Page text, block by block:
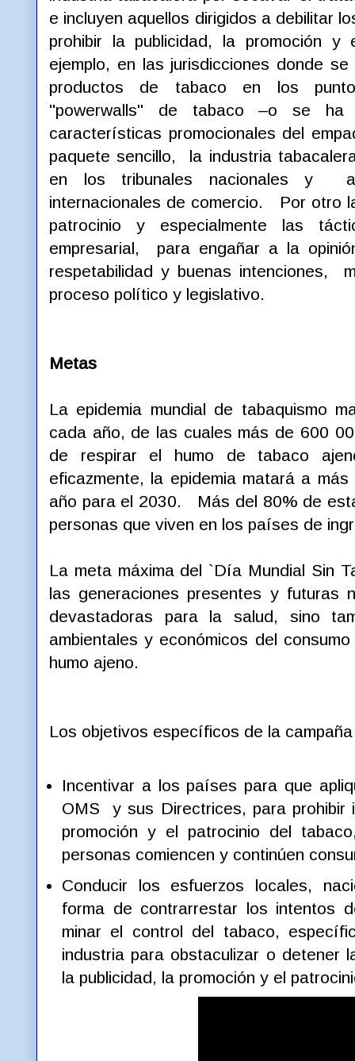
e incluyen aquellos dirigidos a debilitar
prohibir la publicidad, la promoción
ejemplo, en las jurisdicciones donde
productos de tabaco en los
"powerwalls" de tabaco –o se ha
características promocionales del
paquete sencillo, la industria
en los tribunales nacionales y
internacionales de comercio. Por otro
patrocinio y especialmente las
empresarial, para engañar a la
respetabilidad y buenas intenciones,
proceso político y legislativo.
Metas
La epidemia mundial de tabaquismo
cada año, de las cuales más de 600
de respirar el humo de tabaco
eficazmente, la epidemia matará a
año para el 2030. Más del 80% de
personas que viven en los países de
La meta máxima del `Día Mundial Sin
las generaciones presentes y futuras
devastadoras para la salud, sino
ambientales y económicos del
humo ajeno.
Los objetivos específicos de la
Incentivar a los países para que
OMS y sus Directrices, para prohibir
promoción y el patrocinio del
personas comiencen y continúen
Conducir los esfuerzos locales,
forma de contrarrestar los intentos
minar el control del tabaco,
industria para obstaculizar o detener
la publicidad, la promoción y el